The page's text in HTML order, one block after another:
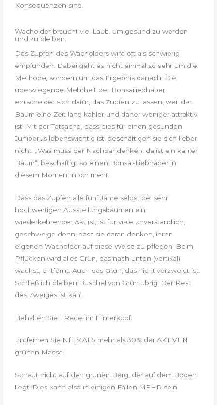
Konsequenzen sind.
Wacholder braucht viel Laub, um gesund zu werden
und zu bleiben.
Das Zupfen des Wacholders wird oft als schwierig
empfunden. Dabei geht es nicht einmal so sehr um die
Methode, sondern um das Ergebnis danach. Die
überwiegende Mehrheit der Bonsailiebhaber
entscheidet sich dafür, das Zupfen zu lassen, weil der
Baum eine Zeit lang kahler und daher weniger attraktiv
ist. Mit der Tatsache, dass dies für einen gesunden
Juniperus lebenswichtig ist, beschäftigen sie sich lieber
nicht. „Was muss der Nachbar denken, da ist ein kahler
Baum“, beschäftigt so einen Bonsai-Liebhaber in
diesem Moment noch mehr.
Dass das Zupfen alle fünf Jahre selbst bei sehr
hochwertigen Ausstellungsbäumen ein
wiederkehrender Akt ist, ist für viele unverständlich,
geschweige denn, dass sie daran denken, ihren
eigenen Wacholder auf diese Weise zu pflegen. Beim
Pflücken wird alles Grün, das nach unten (vertikal)
wächst, entfernt. Auch das Grün, das nicht verzweigt ist.
Schließlich bleiben Büschel von Grün übrig. Der Rest
des Zweiges ist kahl.
Behalten Sie 1 Regel im Hinterkopf:
Entfernen Sie NIEMALS mehr als 30% der AKTIVEN
grünen Masse.
Schaut nicht auf den grünen Berg, der auf dem Boden
liegt. Dies kann also in einigen Fällen MEHR sein.